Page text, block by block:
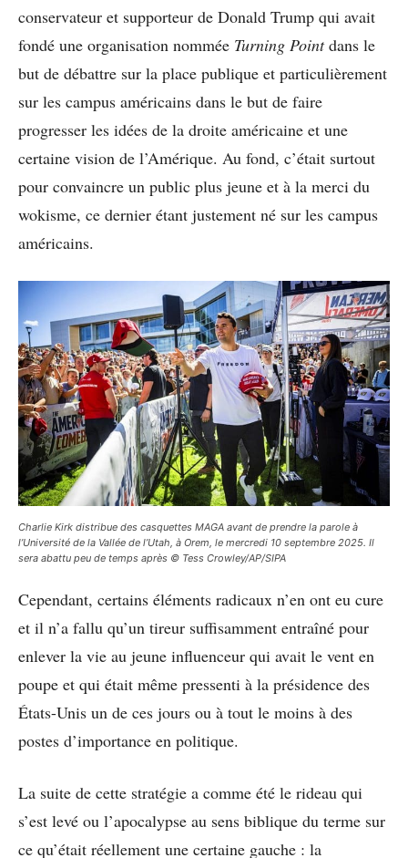
conservateur et supporteur de Donald Trump qui avait
fondé une organisation nommée Turning Pointdans le
but de débattre sur la place publique et particulièrement
sur les campus américains dans le but de faire
progresser les idées de la droite américaine et une
certaine vision de l’Amérique. Au fond, c’était surtout
pour convaincre un public plus jeune et à la merci du
wokisme, ce dernier étant justement né sur les campus
américains.
Charlie Kirk distribue des casquettes MAGA avant de prendre la parole à
l’Université de la Vallée de l’Utah, à Orem, le mercredi 10 septembre 2025. Il
sera abattu peu de temps après © Tess Crowley/AP/SIPA
Cependant, certains éléments radicaux n’en ont eu cure
et il n’a fallu qu’un tireur suffisamment entraîné pour
enlever la vie au jeune influenceur qui avait le vent en
poupe et qui était même pressenti à la présidence des
États-Unis un de ces jours ou à tout le moins à des
postes d’importance en politique.
La suite de cette stratégie a comme été le rideau qui
s’est levé ou l’apocalypse au sens biblique du terme sur
ce qu’était réellement une certaine gauche : la